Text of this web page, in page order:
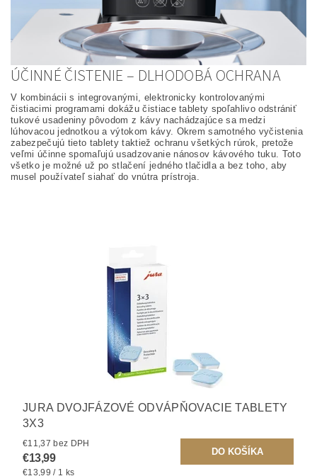
ÚČINNÉ ČISTENIE – DLHODOBÁ OCHRANA
V kombinácii s integrovanými, elektronicky kontrolovanými
čistiacimi programami dokážu čistiace tablety spoľahlivo odstrániť
tukové usadeniny pôvodom z kávy nachádzajúce sa medzi
lúhovacou jednotkou a výtokom kávy. Okrem samotného vyčistenia
zabezpečujú tieto tablety taktiež ochranu všetkých rúrok, pretože
veľmi účinne spomaľujú usadzovanie nánosov kávového tuku. Toto
všetko je možné už po stlačení jedného tlačidla a bez toho, aby
musel používateľ siahať do vnútra prístroja.
JURA DVOJFÁZOVÉ ODVÁPŇOVACIE TABLETY
3X3
€11,37 bez DPH
€13,99
€13,99 / 1 ks